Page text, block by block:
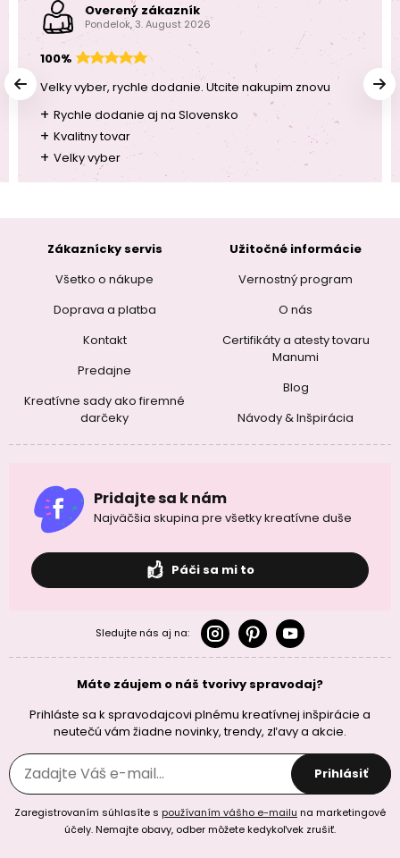
Overený zákazník
Pondelok, 3. August 2026
100%
Velky vyber, rychle dodanie. Utcite nakupim znovu
+ Rychle dodanie aj na Slovensko
+ Kvalitny tovar
+ Velky vyber
Zákaznícky servis
Všetko o nákupe
Doprava a platba
Kontakt
Predajne
Kreatívne sady ako firemné
darčeky
Užitočné informácie
Vernostný program
O nás
Certifikáty a atesty tovaru
Manumi
Blog
Návody & Inšpirácia
Pridajte sa k nám
Najväčšia skupina pre všetky kreatívne duše
Páči sa mi to
Sledujte nás aj na:
Máte záujem o náš tvorivy spravodaj?
Prihláste sa k spravodajcovi plnému kreatívnej inšpirácie a
neutečú vám žiadne novinky, trendy, zľavy a akcie.
Prihlásiť
Zaregistrovaním súhlasíte s používaním vášho e-mailu na marketingové
účely. Nemajte obavy, odber môžete kedykoľvek zrušiť.